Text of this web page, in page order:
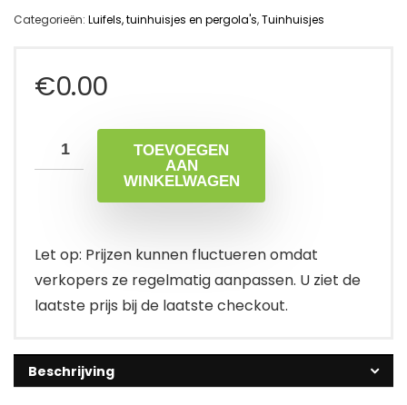
Categorieën: Luifels, tuinhuisjes en pergola's,Tuinhuisjes
€0.00
TOEVOEGEN
AAN
WINKELWAGEN
Let op: Prijzen kunnen fluctueren omdat
verkopers ze regelmatig aanpassen. U ziet de
laatste prijs bij de laatste checkout.
Beschrijving